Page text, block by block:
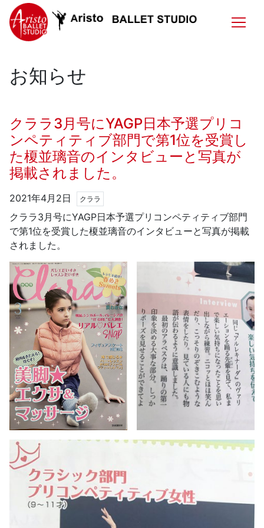
お知らせ
クララ3月号にYAGP日本予選プリコ
ンペティティブ部門で第1位を受賞し
た榎並璃音のインタビューと写真が
掲載されました。
2021年4月2日 クララ
クララ3月号にYAGP日本予選プリコンペティティブ部門
で第1位を受賞した榎並璃音のインタビューと写真が掲載
されました。